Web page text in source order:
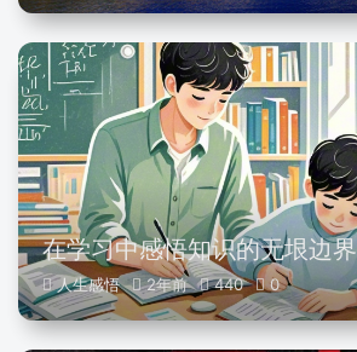
在学习中感悟知识的无垠边界
人生感悟 2年前 440 0